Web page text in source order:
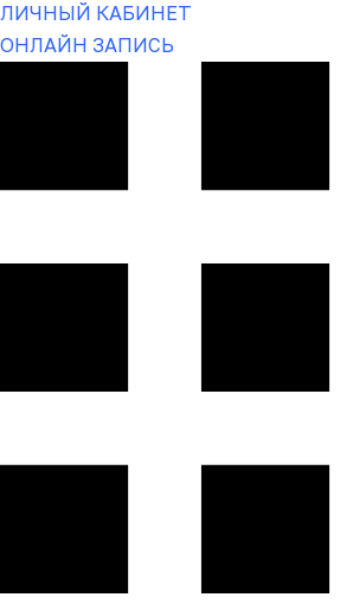
ЛИЧНЫЙ КАБИНЕТ
ОНЛАЙН ЗАПИСЬ